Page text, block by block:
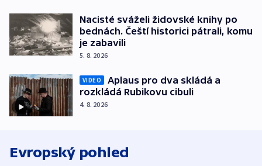
Nacisté sváželi židovské knihy po
bednách. Čeští historici pátrali, komu
je zabavili
5. 8. 2026
VIDEO
Aplaus pro dva skládá a
rozkládá Rubikovu cibuli
4. 8. 2026
Evropský pohled